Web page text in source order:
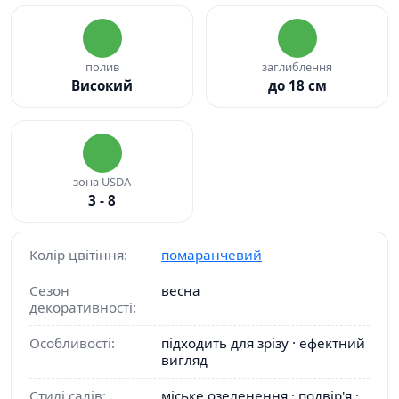
полив
Високий
заглиблення
до 18 см
зона USDA
3 - 8
Колір цвітіння:
помаранчевий
Сезон
декоративності:
весна
Особливості:
підходить для зрізу · ефектний
вигляд